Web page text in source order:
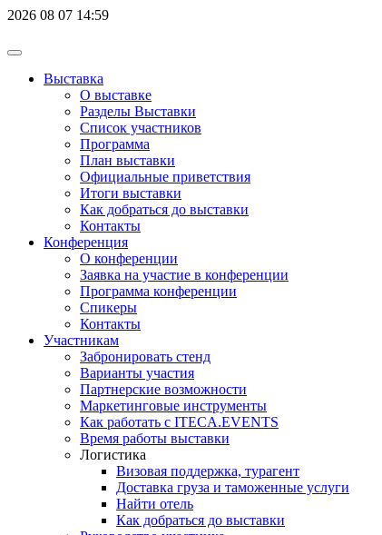
2026 08 07 14:59
Выставка
О выставке
Разделы Выставки
Список участников
Программа
План выставки
Официальные приветствия
Итоги выставки
Как добраться до выставки
Контакты
Конференция
О конференции
Заявка на участие в конференции
Программа конференции
Спикеры
Контакты
Участникам
Забронировать стенд
Варианты участия
Партнерские возможности
Маркетинговые инструменты
Как работать с ITECA.EVENTS
Время работы выставки
Логистика
Визовая поддержка, турагент
Доставка груза и таможенные услуги
Найти отель
Как добраться до выставки